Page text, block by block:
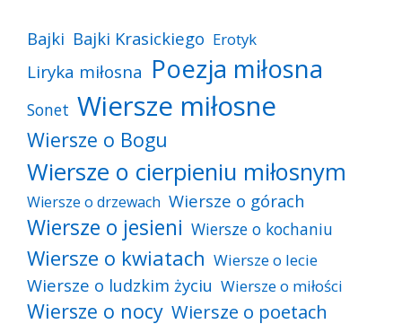
Bajki Bajki Krasickiego Erotyk
Liryka miłosna Poezja miłosna
Sonet Wiersze miłosne
Wiersze o Bogu
Wiersze o cierpieniu miłosnym
Wiersze o drzewach Wiersze o górach
Wiersze o jesieni Wiersze o kochaniu
Wiersze o kwiatach Wiersze o lecie
Wiersze o ludzkim życiu Wiersze o miłości
Wiersze o nocy Wiersze o poetach